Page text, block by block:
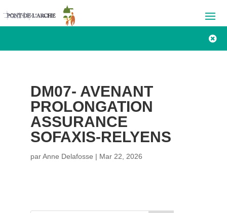

DM07- AVENANT
PROLONGATION
ASSURANCE
SOFAXIS-RELYENS
parAnne Delafosse | Mar 22, 2026